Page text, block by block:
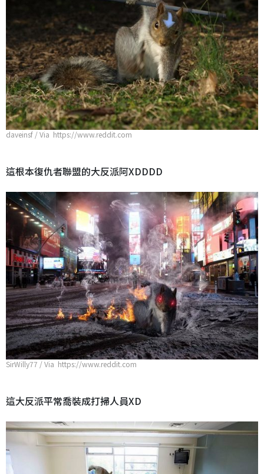
daveinsf / Via https://www.reddit.com
這根本復仇者聯盟的大反派阿XDDDD
SirWilly77 / Via https://www.reddit.com
這大反派平常喬裝成打掃人員XD